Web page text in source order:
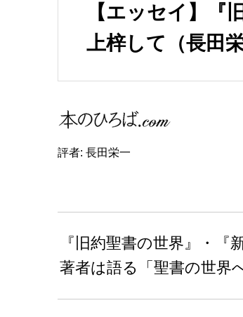
【エッセイ】『
上梓して（長田
評者: 長田栄一
『旧約聖書の世界』・『
著者は語る「聖書の世界